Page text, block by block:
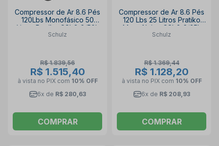
Compressor de Ar 8.6 Pés
120Lbs Monofásico 50
Litros Pratiko CSI-8,6/50L
SCHULZ
Schulz
R$ 1.839,56
R$ 1.515,40
à vista no PIX com 10% OFF
6x de R$ 280,63
COMPRAR
Compressor de Ar 8.6 Pés
120 Lbs 25 Litros Pratiko
Monofásico CSI-8,6/25L
SCHULZ
Schulz
R$ 1.369,44
R$ 1.128,20
à vista no PIX com 10% OFF
6x de R$ 208,93
COMPRAR